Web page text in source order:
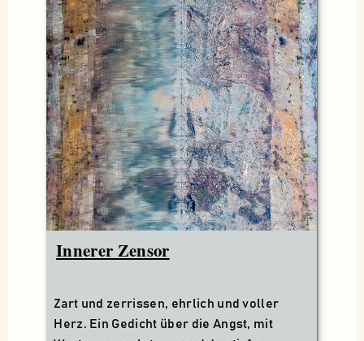
Innerer Zensor
Zart und zerrissen, ehrlich und voller
Herz. Ein Gedicht über die Angst, mit